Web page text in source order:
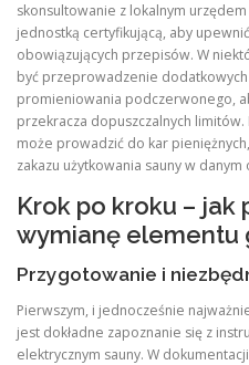
skonsultowanie z lokalnym
jednostką certyfikującą, aby
obowiązujących przepisów. W
być przeprowadzenie
promieniowania podczerwonego,
przekracza dopuszczalnych
może prowadzić do kar
zakazu użytkowania sauny w danym
Krok po kroku – jak
wymianę elementu
Przygotowanie i
Pierwszym, i jednocześnie
jest dokładne zapoznanie się z
elektrycznym sauny. W